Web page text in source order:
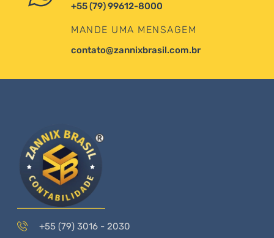
+55 (79) 99612-8000
MANDE UMA MENSAGEM
contato@zannixbrasil.com.br
+55 (79) 3016 - 2030